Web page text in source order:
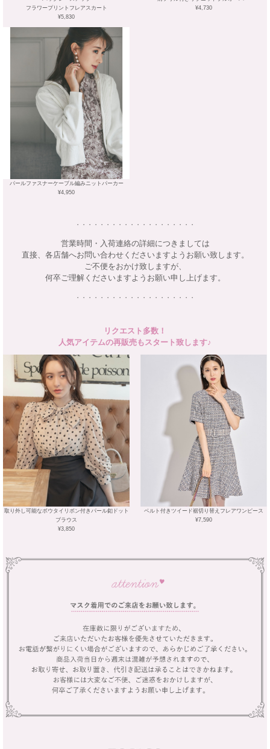
フラワープリントフレアスカート
¥5,830
¥4,730
パールファスナーケーブル編みニットパーカー
¥4,950
・・・・・・・・・・・・・・・・・・・・
営業時間・入荷連絡の詳細につきましては
直接、各店舗へお問い合わせくださいますようお願い致します。
ご不便をおかけ致しますが、
何卒ご理解くださいますようお願い申し上げます。
・・・・・・・・・・・・・・・・・・・・
リクエスト多数！
人気アイテムの再販売もスタート致します♪
取り外し可能なボウタイリボン付きパール釦ドット
ブラウス
¥3,850
ベルト付きツイード裾切り替えフレアワンピース
¥7,590